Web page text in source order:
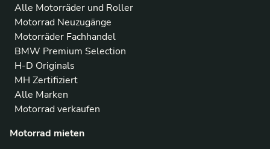
Alle Motorräder und Roller
Motorrad Neuzugänge
Motorräder Fachhandel
BMW Premium Selection
H-D Originals
MH Zertifiziert
Alle Marken
Motorrad verkaufen
Motorrad mieten